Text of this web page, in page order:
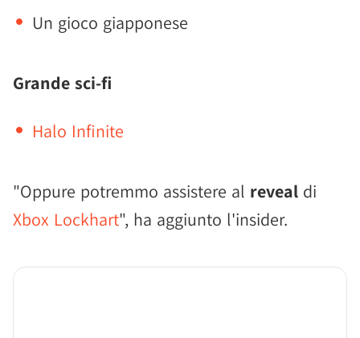
Un gioco giapponese
Grande sci-fi
Halo Infinite
"Oppure potremmo assistere al reveal di
Xbox Lockhart", ha aggiunto l'insider.